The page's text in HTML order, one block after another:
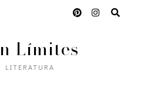
Límites
LITERATURA